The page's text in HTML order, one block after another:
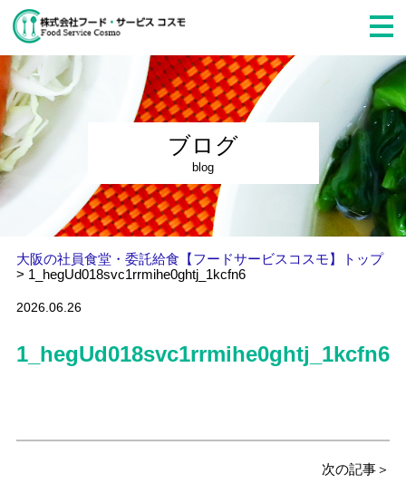
ブログ
blog
大阪の社員食堂・委託給食【フードサービスコスモ】トップ
> 1_hegUd018svc1rrmihe0ghtj_1kcfn6
2026.06.26
1_hegUd018svc1rrmihe0ghtj_1kcfn6
次の記事＞